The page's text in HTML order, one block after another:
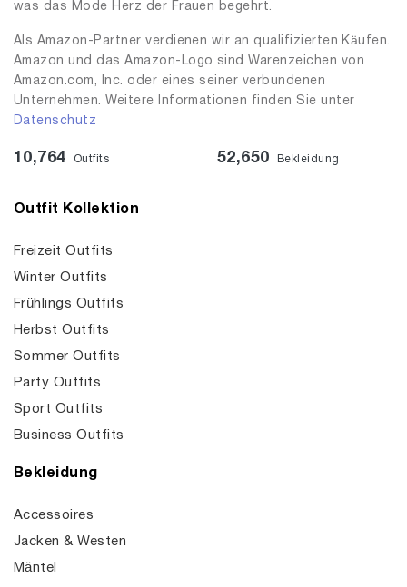
was das Mode Herz der Frauen begehrt.
Als Amazon-Partner verdienen wir an qualifizierten Käufen.
Amazon und das Amazon-Logo sind Warenzeichen von
Amazon.com, Inc. oder eines seiner verbundenen
Unternehmen. Weitere Informationen finden Sie unter
Datenschutz
10,764 Outfits 52,650 Bekleidung
Outfit Kollektion
Freizeit Outfits
Winter Outfits
Frühlings Outfits
Herbst Outfits
Sommer Outfits
Party Outfits
Sport Outfits
Business Outfits
Bekleidung
Accessoires
Jacken & Westen
Mäntel